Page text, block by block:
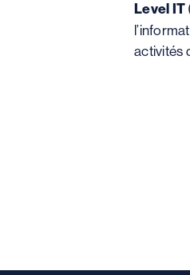
Level IT
activités